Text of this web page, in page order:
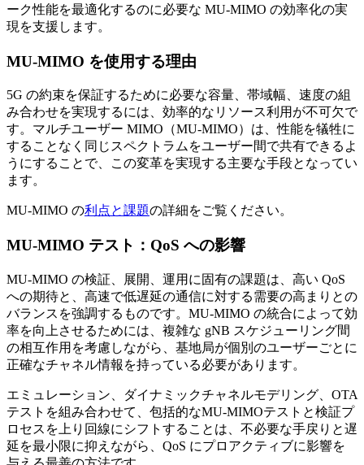
ーク性能を最適化するのに必要な MU-MIMO の効率化の実
現を支援します。
MU-MIMO を使用する理由
5G の約束を保証するために必要な容量、帯域幅、速度の組
み合わせを実現するには、効率的なリソース利用が不可欠で
す。マルチユーザー MIMO（MU-MIMO）は、性能を犠牲に
することなく同じスペクトラムをユーザー間で共有できるよ
うにすることで、この変革を実現する主要な手段となってい
ます。
MU-MIMO の利点と課題の詳細をご覧ください。
MU-MIMO テスト：QoS への影響
MU-MIMO の検証、展開、運用に固有の課題は、高い QoS
への期待と、高速で低遅延の通信に対する需要の高まりとの
バランスを強調するものです。MU-MIMO の統合によって効
率を向上させるためには、複雑な gNB スケジューリング間
の相互作用を考慮しながら、基地局が個別のユーザーごとに
正確なチャネル情報を持っている必要があります。
エミュレーション、ダイナミックチャネルモデリング、OTA
テストを組み合わせて、包括的なMU-MIMOテストと検証プ
ロセスを上り回線にシフトすることは、不必要な手戻りと遅
延を最小限に抑えながら、QoS にプロアクティブに影響を